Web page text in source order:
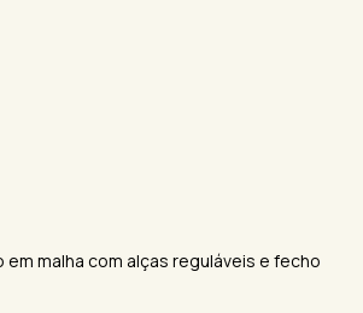
malha com alças reguláveis e fecho